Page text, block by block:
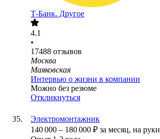
Т-Банк. Другое
4.1
•
17488 отзывов
Москва
Маяковская
Интервью о жизни в компании
Можно без резюме
Откликнуться
Электромонтажник
140 000 – 180 000 ₽ за месяц, на руки